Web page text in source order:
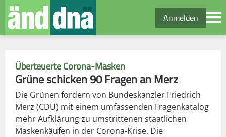
Anmelden
Überteuerte Corona-Masken
Grüne schicken 90 Fragen an Merz
Die Grünen fordern von Bundeskanzler Friedrich
Merz (CDU) mit einem umfassenden Fragenkatalog
mehr Aufklärung zu umstrittenen staatlichen
Maskenkäufen in der Corona-Krise. Die